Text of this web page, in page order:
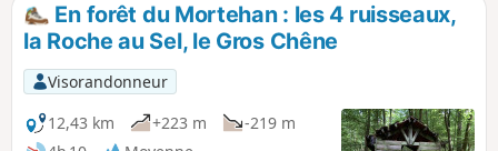
En forêt du Mortehan : les 4 ruisseaux,
la Roche au Sel, le Gros Chêne
Visorandonneur
12,43 km
+223 m
-219 m